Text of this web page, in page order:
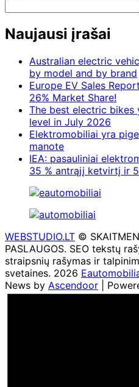
Naujausi įrašai
Australian electric
by model and by brand
Europe EV Sales
26% Market Share!
The best electric bikes
level in July 2026
Elektromobiliai yra
manote
IEA: pasauliniai
35 % antrąjį ketvirtį ir
WEBSTUDIO.LT ©
PASLAUGOS. SEO tekstų
straipsnių rašymas ir
svetaines. 2026
News by Ascendoor |